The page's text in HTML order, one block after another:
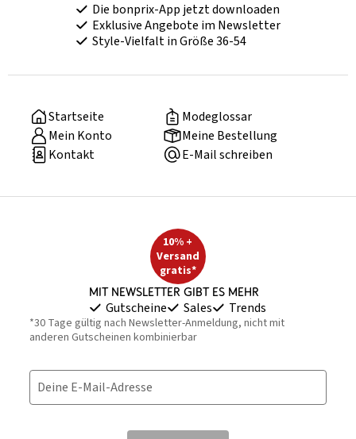
Die bonprix-App jetzt downloaden
Exklusive Angebote im Newsletter
Style-Vielfalt in Größe 36-54
Startseite
Modeglossar
Mein Konto
Meine Bestellung
Kontakt
E-Mail schreiben
10% +
Versand
gratis*
Mit Newsletter gibt es mehr
Gutscheine Sales Trends
*30 Tage gültig nach Newsletter-Anmeldung, nicht mit
anderen Gutscheinen kombinierbar
Deine E-Mail-Adresse